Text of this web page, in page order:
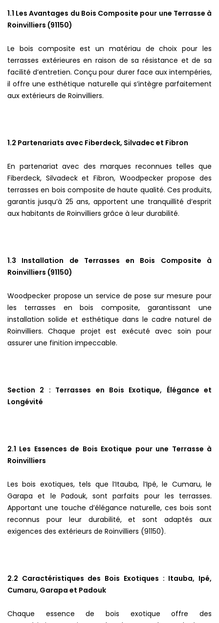
1.1 Les Avantages du Bois Composite pour une Terrasse à
Roinvilliers (91150)
Le bois composite est un matériau de choix pour les
terrasses extérieures en raison de sa résistance et de sa
facilité d’entretien. Conçu pour durer face aux intempéries,
il offre une esthétique naturelle qui s’intègre parfaitement
aux extérieurs de Roinvilliers.
1.2 Partenariats avec Fiberdeck, Silvadec et Fibron
En partenariat avec des marques reconnues telles que
Fiberdeck, Silvadeck et Fibron, Woodpecker propose des
terrasses en bois composite de haute qualité. Ces produits,
garantis jusqu’à 25 ans, apportent une tranquillité d’esprit
aux habitants de Roinvilliers grâce à leur durabilité.
1.3 Installation de Terrasses en Bois Composite à
Roinvilliers (91150)
Woodpecker propose un service de pose sur mesure pour
les terrasses en bois composite, garantissant une
installation solide et esthétique dans le cadre naturel de
Roinvilliers. Chaque projet est exécuté avec soin pour
assurer une finition impeccable.
Section 2 : Terrasses en Bois Exotique, Élégance et
Longévité
2.1 Les Essences de Bois Exotique pour une Terrasse à
Roinvilliers
Les bois exotiques, tels que l’Itauba, l’Ipé, le Cumaru, le
Garapa et le Padouk, sont parfaits pour les terrasses.
Apportant une touche d’élégance naturelle, ces bois sont
reconnus pour leur durabilité, et sont adaptés aux
exigences des extérieurs de Roinvilliers (91150).
2.2 Caractéristiques des Bois Exotiques : Itauba, Ipé,
Cumaru, Garapa et Padouk
Chaque essence de bois exotique offre des